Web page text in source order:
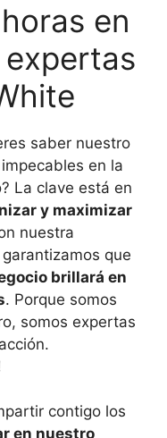
en
saber nuestro
en la
La clave está en
y maximizar
nuestra
que
brillará en
. Porque somos
somos expertas
contigo los
en nuestro